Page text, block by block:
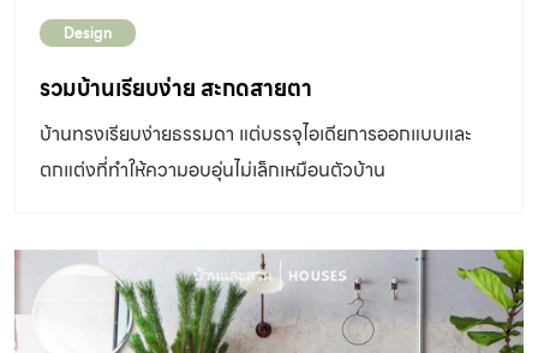
Design
รวมบ้านเรียบง่าย สะกดสายตา
บ้านทรงเรียบง่ายธรรมดา แต่บรรจุไอเดียการออกแบบและ
ตกแต่งที่ทำให้ความอบอุ่นไม่เล็กเหมือนตัวบ้าน